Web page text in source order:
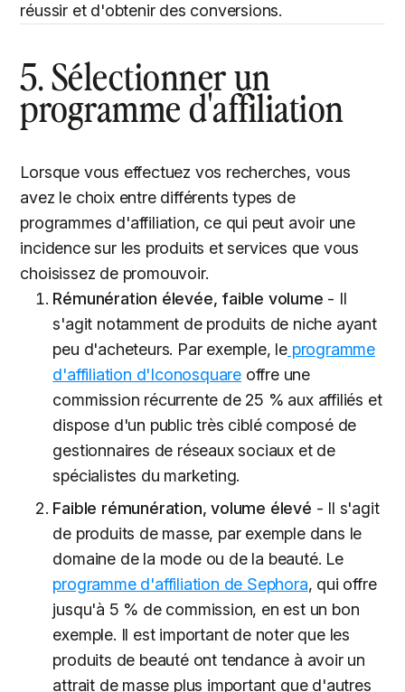
réussir et d'obtenir des conversions.
5. Sélectionner un
programme d'affiliation
Lorsque vous effectuez vos recherches, vous
avez le choix entre différents types de
programmes d'affiliation, ce qui peut avoir une
incidence sur les produits et services que vous
choisissez de promouvoir.
Rémunération élevée, faible volume - Il
s'agit notamment de produits de niche ayant
peu d'acheteurs. Par exemple, le programme
d'affiliation d'Iconosquare offre une
commission récurrente de 25 % aux affiliés et
dispose d'un public très ciblé composé de
gestionnaires de réseaux sociaux et de
spécialistes du marketing.
Faible rémunération, volume élevé - Il s'agit
de produits de masse, par exemple dans le
domaine de la mode ou de la beauté. Le
programme d'affiliation de Sephora, qui offre
jusqu'à 5 % de commission, en est un bon
exemple. Il est important de noter que les
produits de beauté ont tendance à avoir un
attrait de masse plus important que d'autres